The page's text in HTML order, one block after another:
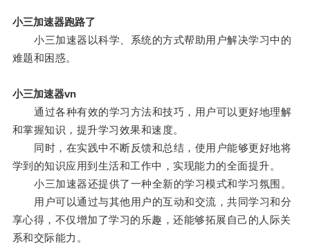
小三加速器跑路了
小三加速器以科学、系统的方式帮助用户解决学习中的
难题和困惑。
小三加速器vn
通过各种有效的学习方法和技巧，用户可以更好地理解
和掌握知识，提升学习效果和速度。
同时，在实践中不断反馈和总结，使用户能够更好地将
学到的知识应用到生活和工作中，实现能力的全面提升。
小三加速器还提供了一种全新的学习模式和学习氛围。
用户可以通过与其他用户的互动和交流，共同学习和分
享心得，不仅增加了学习的乐趣，还能够拓展自己的人际关
系和交际能力。